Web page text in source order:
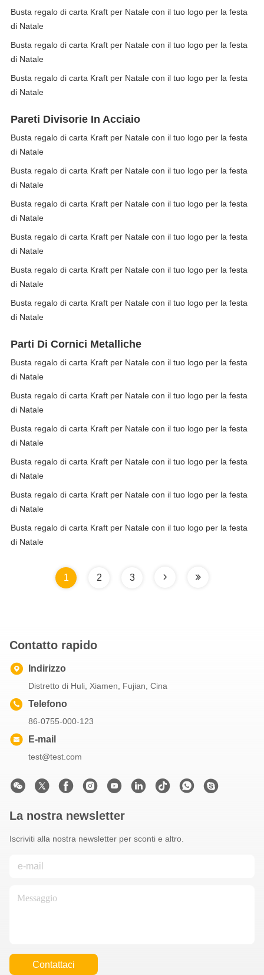
Busta regalo di carta Kraft per Natale con il tuo logo per la festa
di Natale
Busta regalo di carta Kraft per Natale con il tuo logo per la festa
di Natale
Busta regalo di carta Kraft per Natale con il tuo logo per la festa
di Natale
Pareti Divisorie In Acciaio
Busta regalo di carta Kraft per Natale con il tuo logo per la festa
di Natale
Busta regalo di carta Kraft per Natale con il tuo logo per la festa
di Natale
Busta regalo di carta Kraft per Natale con il tuo logo per la festa
di Natale
Busta regalo di carta Kraft per Natale con il tuo logo per la festa
di Natale
Busta regalo di carta Kraft per Natale con il tuo logo per la festa
di Natale
Busta regalo di carta Kraft per Natale con il tuo logo per la festa
di Natale
Parti Di Cornici Metalliche
Busta regalo di carta Kraft per Natale con il tuo logo per la festa
di Natale
Busta regalo di carta Kraft per Natale con il tuo logo per la festa
di Natale
Busta regalo di carta Kraft per Natale con il tuo logo per la festa
di Natale
Busta regalo di carta Kraft per Natale con il tuo logo per la festa
di Natale
Busta regalo di carta Kraft per Natale con il tuo logo per la festa
di Natale
Busta regalo di carta Kraft per Natale con il tuo logo per la festa
di Natale
1 2 3
Contatto rapido
Indirizzo
Distretto di Huli, Xiamen, Fujian, Cina
Telefono
86-0755-000-123
E-mail
test@test.com
La nostra newsletter
Iscriviti alla nostra newsletter per sconti e altro.
Contattaci